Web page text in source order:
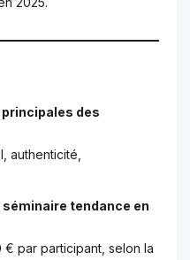
des
authenticité,
tendance en
par participant, selon la